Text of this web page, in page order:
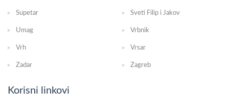
Supetar Sveti Filip i Jakov
Umag Vrbnik
Vrh Vrsar
Zadar Zagreb
Korisni linkovi